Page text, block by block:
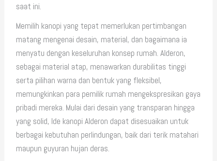
saat ini.
Memilih kanopi yang tepat memerlukan pertimbangan
matang mengenai desain, material, dan bagaimana ia
menyatu dengan keseluruhan konsep rumah. Alderon,
sebagai material atap, menawarkan durabilitas tinggi
serta pilihan warna dan bentuk yang fleksibel,
memungkinkan para pemilik rumah mengekspresikan gaya
pribadi mereka. Mulai dari desain yang transparan hingga
yang solid, Ide kanopi Alderon dapat disesuaikan untuk
berbagai kebutuhan perlindungan, baik dari terik matahari
maupun guyuran hujan deras.